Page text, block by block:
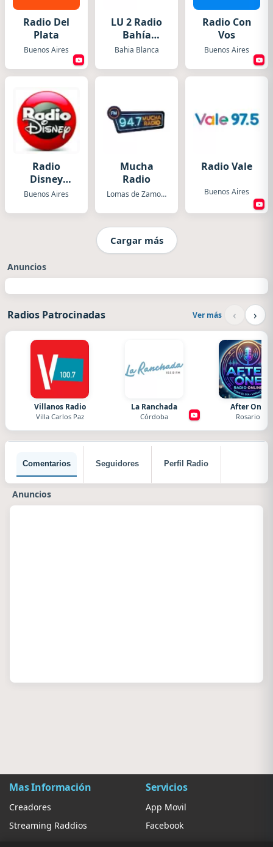
Radio Del
Plata
Buenos Aires
LU 2 Radio
Bahía
Blanca
Bahia Blanca
Radio Con
Vos
Buenos Aires
Radio
Disney
Argentina
Buenos Aires
Mucha
Radio
Lomas de Zamora
Radio Vale
Buenos Aires
Cargar más
Anuncios
Radios Patrocinadas Ver más ‹ ›
Villanos Radio
Villa Carlos Paz
La Ranchada
Córdoba
After One
Rosario
Comentarios Seguidores Perfil Radio
Anuncios
Mas Información
Creadores
Streaming Raddios
Servicios
App Movil
Facebook